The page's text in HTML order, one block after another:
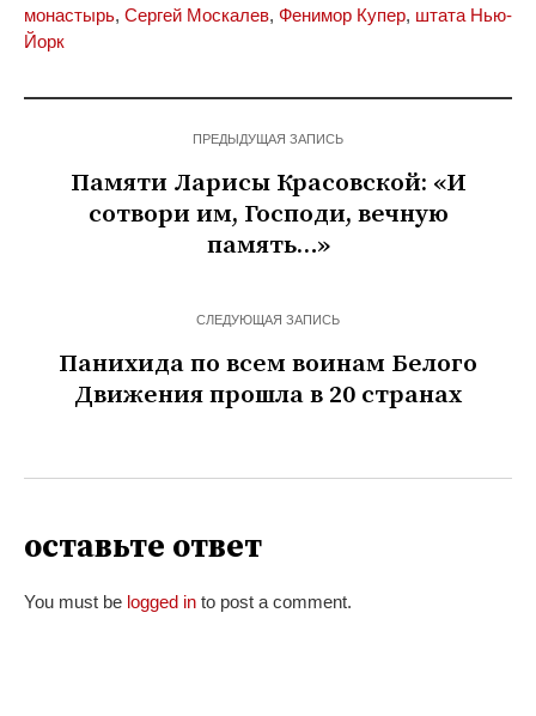
монастырь, Сергей Москалев, Фенимор Купер, штата Нью-
Йорк
ПРЕДЫДУЩАЯ ЗАПИСЬ
Памяти Ларисы Красовской: «И
сотвори им, Господи, вечную
память…»
СЛЕДУЮЩАЯ ЗАПИСЬ
Панихида по всем воинам Белого
Движения прошла в 20 странах
оставьте ответ
You must be logged in to post a comment.